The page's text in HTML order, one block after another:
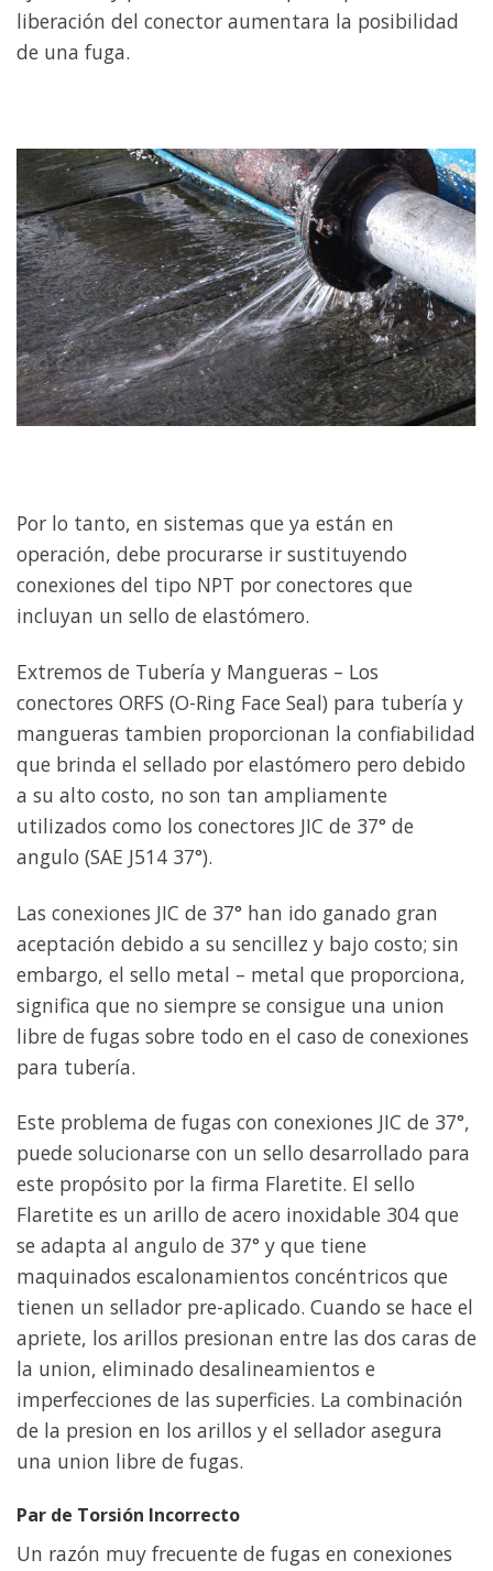
liberación del conector aumentara la posibilidad
de una fuga.
Por lo tanto, en sistemas que ya están en
operación, debe procurarse ir sustituyendo
conexiones del tipo NPT por conectores que
incluyan un sello de elastómero.
Extremos de Tubería y Mangueras – Los
conectores ORFS (O-Ring Face Seal) para tubería y
mangueras tambien proporcionan la confiabilidad
que brinda el sellado por elastómero pero debido
a su alto costo, no son tan ampliamente
utilizados como los conectores JIC de 37° de
angulo (SAE J514 37°).
Las conexiones JIC de 37° han ido ganado gran
aceptación debido a su sencillez y bajo costo; sin
embargo, el sello metal – metal que proporciona,
significa que no siempre se consigue una union
libre de fugas sobre todo en el caso de conexiones
para tubería.
Este problema de fugas con conexiones JIC de 37°,
puede solucionarse con un sello desarrollado para
este propósito por la firma Flaretite. El sello
Flaretite es un arillo de acero inoxidable 304 que
se adapta al angulo de 37° y que tiene
maquinados escalonamientos concéntricos que
tienen un sellador pre-aplicado. Cuando se hace el
apriete, los arillos presionan entre las dos caras de
la union, eliminado desalineamientos e
imperfecciones de las superficies. La combinación
de la presion en los arillos y el sellador asegura
una union libre de fugas.
Par de Torsión Incorrecto
Un razón muy frecuente de fugas en conexiones